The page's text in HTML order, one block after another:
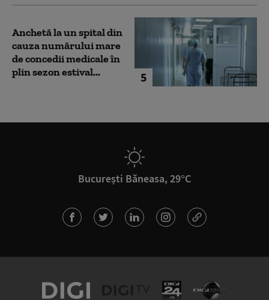
5
Anchetă la un spital din
cauza numărului mare
de concedii medicale în
plin sezon estival...
București Băneasa, 29°C